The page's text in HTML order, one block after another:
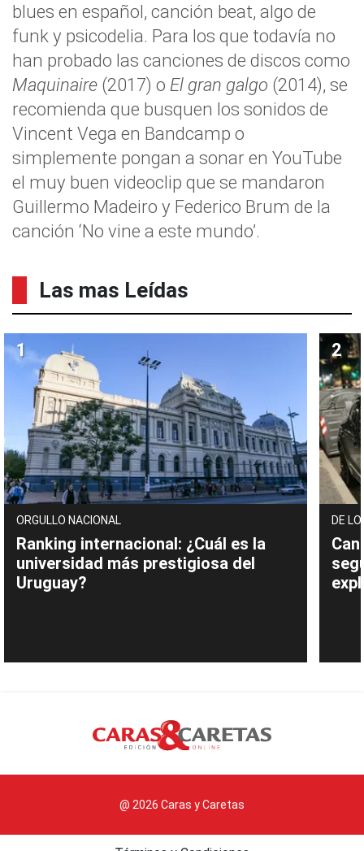
blues en español, canción beat, algo de
funk y psicodelia. Para los que todavía no
han probado las canciones de discos como
Maquinaire (2017) o El gran galgo (2014), se
recomienda que busquen los sonidos de
Vincent Vega en Bandcamp o
simplemente pongan a sonar en YouTube
el muy buen videoclip que se mandaron
Guillermo Madeiro y Federico Brum de la
canción ‘No vine a este mundo’.
Las mas Leídas
ORGULLO NACIONAL
Ranking internacional: ¿Cuál es la
universidad más prestigiosa del
Uruguay?
DE
@ 2026 Caras y Caretas